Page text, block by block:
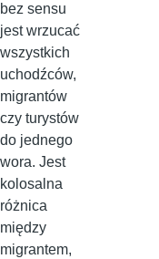
bez sensu
jest wrzucać
wszystkich
uchodźców,
migrantów
czy turystów
do jednego
wora. Jest
kolosalna
różnica
między
migrantem,